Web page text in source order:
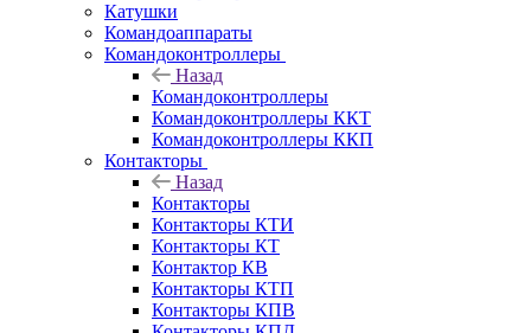
Катушки
Командоаппараты
Командоконтроллеры
Назад
Командоконтроллеры
Командоконтроллеры ККТ
Командоконтроллеры ККП
Контакторы
Назад
Контакторы
Контакторы КТИ
Контакторы КТ
Контактор КВ
Контакторы КТП
Контакторы КПВ